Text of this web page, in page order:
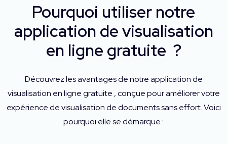
Pourquoi utiliser notre
application de visualisation
en ligne gratuite ?
Découvrez les avantages de notre application de
visualisation en ligne gratuite , conçue pour améliorer votre
expérience de visualisation de documents sans effort. Voici
pourquoi elle se démarque :